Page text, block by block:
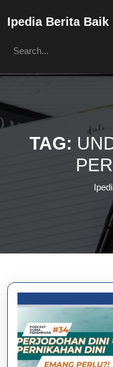
Ipedia Berita Baik
for:
TAG: